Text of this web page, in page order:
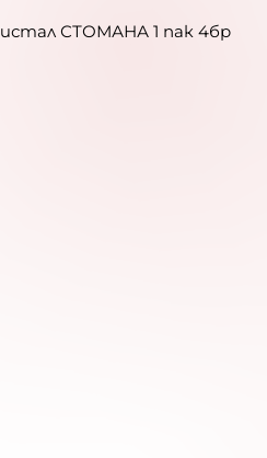
СТОМАНА 1 пак 4бр